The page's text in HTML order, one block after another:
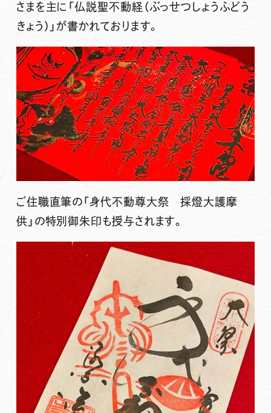
さまを主に「仏説聖不動経（ぶっせつしょうふどう
きょう）」が書かれております。
ご住職直筆の「身代不動尊大祭 採燈大護摩
供」の特別御朱印も授与されます。